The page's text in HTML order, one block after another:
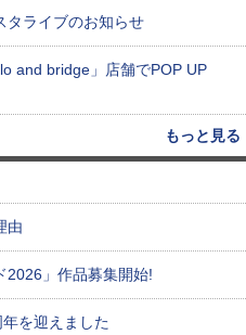
タライブのお知らせ
and bridge」店舗でPOP UP
もっと見る
由
2026」作品募集開始!
を迎えました